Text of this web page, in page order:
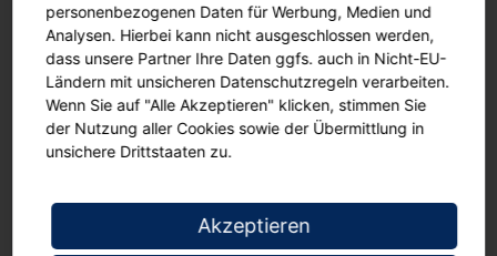
Flipchart-Marker
farbig sortiert (rot, blau, grün, schwarz)
Strichbreite 3,0 bis 6,0 mm
personenbezogenen Daten für Werbung, Medien und
Analysen. Hierbei kann nicht ausgeschlossen werden,
dass unsere Partner Ihre Daten ggfs. auch in Nicht-EU-
Ländern mit unsicheren Datenschutzregeln verarbeiten.
Wenn Sie auf "Alle Akzeptieren" klicken, stimmen Sie
der Nutzung aller Cookies sowie der Übermittlung in
unsichere Drittstaaten zu.
Akzeptieren